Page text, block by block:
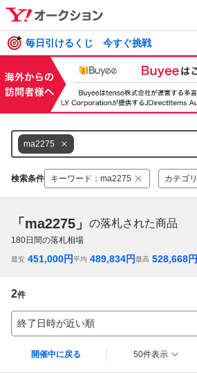
毎日引けるくじ 今すぐ挑戦
ma2275
検索条件 キーワード ： ma2275 カテゴリ
「ma2275」 の落札された商品
180日間の落札相場
最安 451,000円平均 489,834円最高 528,668円
2件
終了日時が近い順
開催中に戻る 50件表示